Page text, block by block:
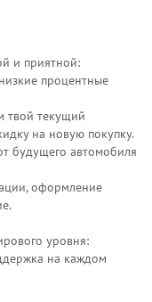
и приятной:
процентные
твой текущий
на новую покупку.
будущего автомобиля
оформление
уровня:
на каждом